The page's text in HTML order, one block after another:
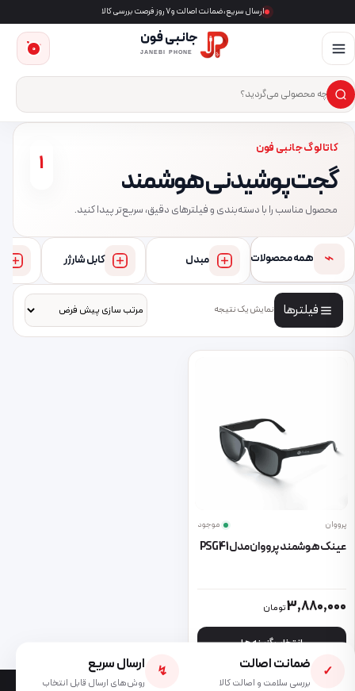
ارسال سریع، ضمانت اصالت و ۷ روز فرصت بررسی کالا
جانبی فون
JANEBI PHONE
جست‌وجوی محصول
×
0
کاتالوگ جانبی فون
گجت پوشیدنی هوشمند
محصول مناسب را با دسته‌بندی و فیلترهای دقیق، سریع‌تر پیدا کنید.
1
⌁ همه محصولات مبدل کابل شارژر
فیلترها نمایش یک نتیجه
پرووان موجود
عینک هوشمند پرووان مدل PSG41
3,880,000تومان
انتخاب گزینه ها
این محصول دارای انواع مختلفی می باشد. گزینه ها ممکن است در
✓ ضمانت اصالت
بررسی سلامت و اصالت کالا
↯ ارسال سریع
روش‌های ارسال قابل انتخاب